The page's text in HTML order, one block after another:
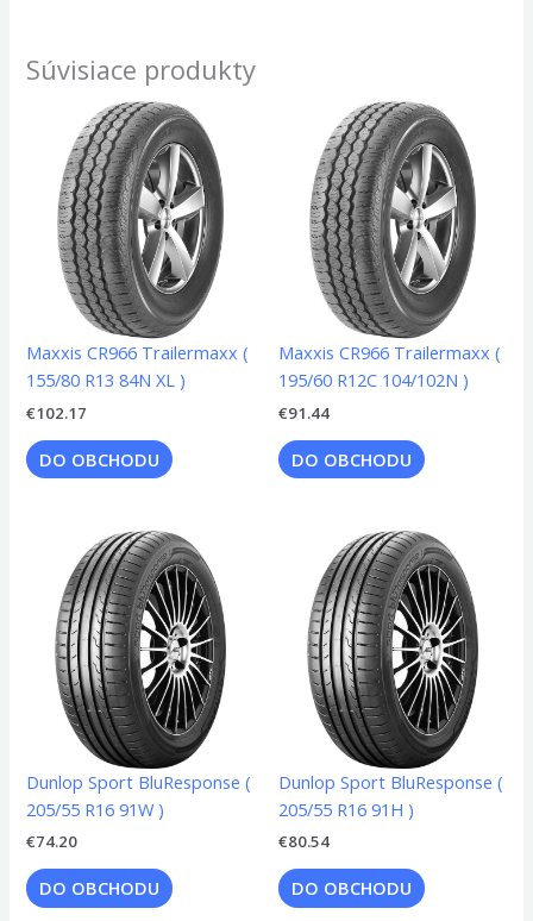
Súvisiace produkty
Maxxis CR966 Trailermaxx (
155/80 R13 84N XL )
€102.17
DO OBCHODU
Maxxis CR966 Trailermaxx (
195/60 R12C 104/102N )
€91.44
DO OBCHODU
Dunlop Sport BluResponse (
205/55 R16 91W )
€74.20
DO OBCHODU
Dunlop Sport BluResponse (
205/55 R16 91H )
€80.54
DO OBCHODU